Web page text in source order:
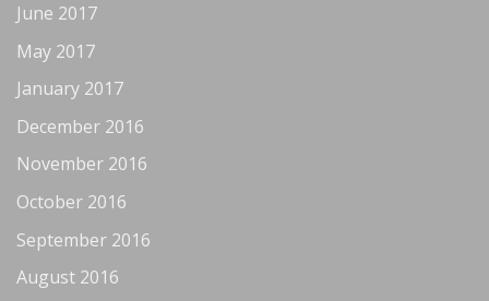
June 2017
May 2017
January 2017
December 2016
November 2016
October 2016
September 2016
August 2016